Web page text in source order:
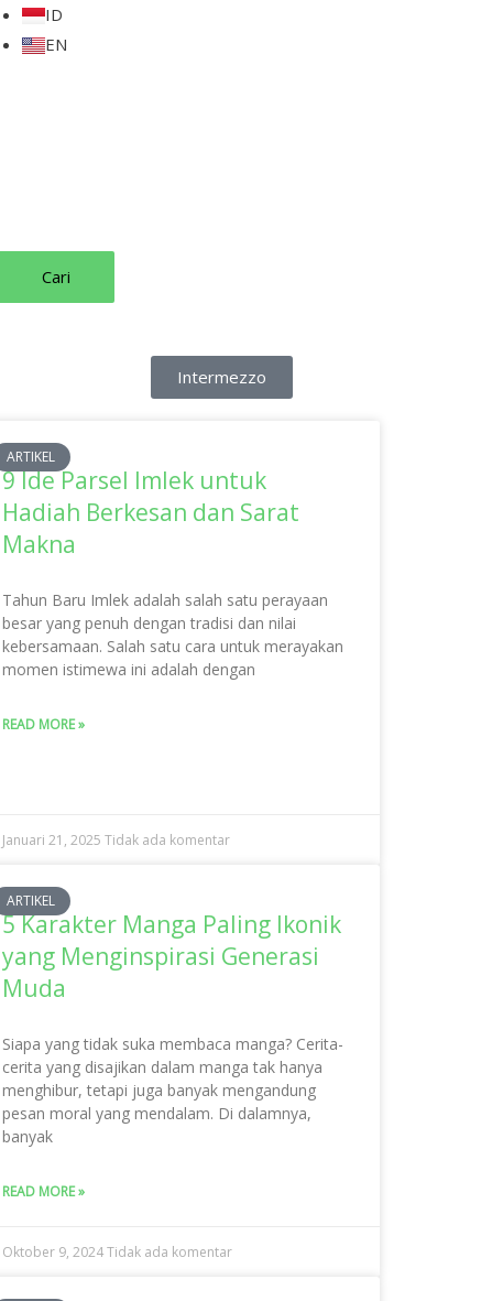
ID
EN
Intermezzo
ARTIKEL
9 Ide Parsel Imlek untuk
Hadiah Berkesan dan Sarat
Makna
Tahun Baru Imlek adalah salah satu perayaan
besar yang penuh dengan tradisi dan nilai
kebersamaan. Salah satu cara untuk merayakan
momen istimewa ini adalah dengan
READ MORE »
Januari 21, 2025 Tidak ada komentar
ARTIKEL
5 Karakter Manga Paling Ikonik
yang Menginspirasi Generasi
Muda
Siapa yang tidak suka membaca manga? Cerita-
cerita yang disajikan dalam manga tak hanya
menghibur, tetapi juga banyak mengandung
pesan moral yang mendalam. Di dalamnya,
banyak
READ MORE »
Oktober 9, 2024Tidak ada komentar